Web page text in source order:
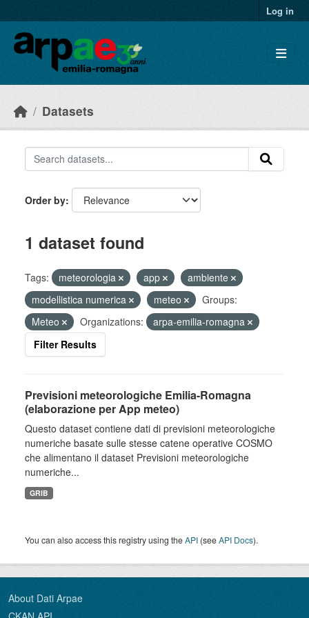
Log in
Datasets
Order by
1 dataset found
Tags: meteorologia app
ambiente
modellistica numerica
meteo
Groups:
Meteo
Organizations:
arpa-emilia-romagna
Filter Results
Previsioni meteorologiche Emilia-Romagna
(elaborazione per App meteo)
Questo dataset contiene dati di previsioni meteorologiche
numeriche basate sulle stesse catene operative COSMO
che alimentano il dataset Previsioni meteorologiche
numeriche...
GRIB
You can also access this registry using theAPI (seeAPI Docs).
About Dati Arpae